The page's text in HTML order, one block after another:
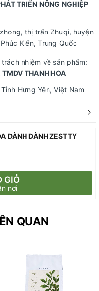
TRIỂN NÔNG NGHIỆP
thị trấn Zhuqi, huyện
Kiến, Trung Quốc
nhiệm về sản phẩm:
THANH HOA
Hưng Yên, Việt Nam
DÀNH DÀNH ZESTTY
GIỎ
nơi
QUAN